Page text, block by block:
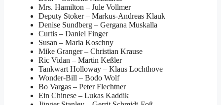
Mrs. Hamilton – Jule Vollmer
Deputy Stoker– Markus-Andreas Klauk
Denise Sundberg – Gergana Muskalla
Curtis – Daniel Finger
Susan – Maria Koschny
Mike Granger– Christian Krause
Ric Vidan – Martin Keßler
Tankwart Holloway – Klaus Lochthove
Wonder-Bill – Bodo Wolf
Bo Vargas – Peter Flechtner
Ein Chinese – Lukas Kaddik